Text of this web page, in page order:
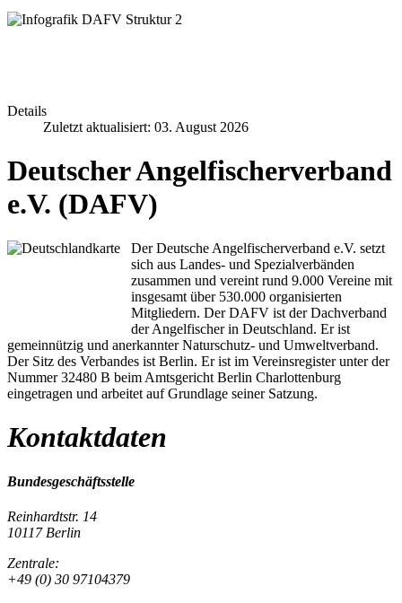
Details
Zuletzt aktualisiert: 03. August 2026
Deutscher Angelfischerverband
e.V. (DAFV)
Der Deutsche Angelfischerverband e.V. setzt
sich aus Landes- und Spezialverbänden
zusammen und vereint rund 9.000 Vereine mit
insgesamt über 530.000 organisierten
Mitgliedern. Der DAFV ist der Dachverband
der Angelfischer in Deutschland. Er ist
gemeinnützig und anerkannter Naturschutz- und Umweltverband.
Der Sitz des Verbandes ist Berlin. Er ist im Vereinsregister unter der
Nummer 32480 B beim Amtsgericht Berlin Charlottenburg
eingetragen und arbeitet auf Grundlage seiner Satzung.
Kontaktdaten
Bundesgeschäftsstelle
Reinhardtstr. 14
10117 Berlin
Zentrale:
+49 (0) 30 97104379